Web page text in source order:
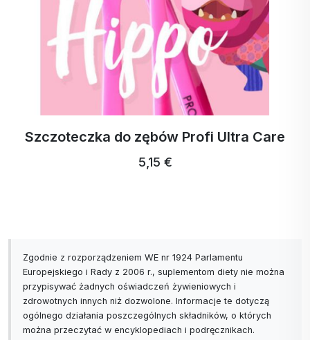
Szczoteczka do zębów Profi Ultra Care
5,15 €
Zgodnie z rozporządzeniem WE nr 1924 Parlamentu
Europejskiego i Rady z 2006 r., suplementom diety nie można
przypisywać żadnych oświadczeń żywieniowych i
zdrowotnych innych niż dozwolone. Informacje te dotyczą
ogólnego działania poszczególnych składników, o których
można przeczytać w encyklopediach i podręcznikach.